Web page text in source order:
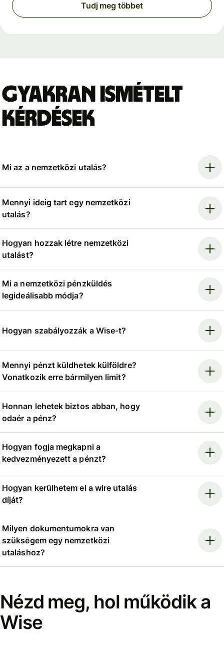
Tudj meg többet
Gyakran ismételt
kérdések
Mi az a nemzetközi utalás?
Mennyi ideig tart egy nemzetközi
utalás?
Hogyan hozzak létre nemzetközi
utalást?
Mi a nemzetközi pénzküldés
legideálisabb módja?
Hogyan szabályozzák a Wise-t?
Mennyi pénzt küldhetek külföldre?
Vonatkozik erre bármilyen limit?
Honnan lehetek biztos abban, hogy
odaér a pénz?
Hogyan fogja megkapni a
kedvezményezett a pénzt?
Hogyan kerülhetem el a wire utalás
díját?
Milyen dokumentumokra van
szükségem egy nemzetközi
utaláshoz?
Nézd meg, hol működik a
Wise